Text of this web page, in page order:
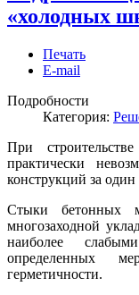
«холодных
Печать
E-mail
Подробности
Категория:
При
практически
конструкций за
Стыки бетонных
многозаходной
наиболее
определенных
герметичности.